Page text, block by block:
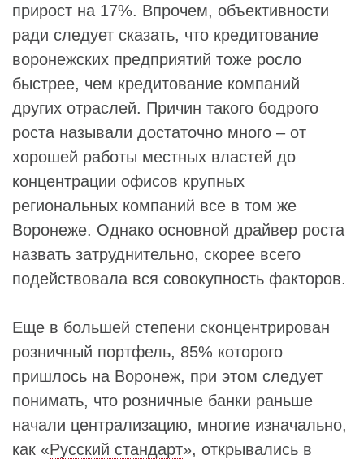
прирост на 17%. Впрочем, объективности
ради следует сказать, что кредитование
воронежских предприятий тоже росло
быстрее, чем кредитование компаний
других отраслей. Причин такого бодрого
роста называли достаточно много – от
хорошей работы местных властей до
концентрации офисов крупных
региональных компаний все в том же
Воронеже. Однако основной драйвер роста
назвать затруднительно, скорее всего
подействовала вся совокупность факторов.
Еще в большей степени сконцентрирован
розничный портфель, 85% которого
пришлось на Воронеж, при этом следует
понимать, что розничные банки раньше
начали централизацию, многие изначально,
как «Русский стандарт», открывались в